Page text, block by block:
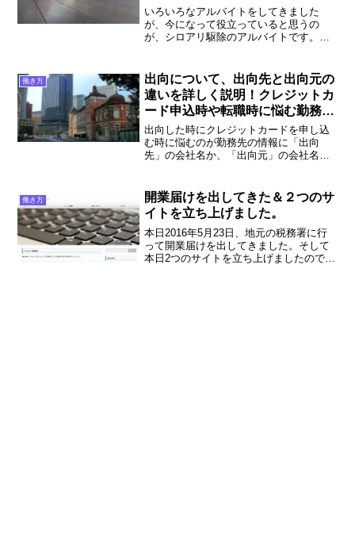
こと
いろいろなアルバイトをしてきました
が、今になって役立っていると思うの
が、シロアリ駆除のアルバイトです。実
うところに依頼をすれば良いのか、業者
選定について、また自分でシロアリ駆除
が出来るのか、詳しく説明していきま
す。
働き方
出向について、出向先と出向元の
違いを詳しく説明！クレジットカ
ード申込時や転職時に悩む勤務先
情報について
出向した時にクレジットカードを申し込
む時に悩むのが勤務先の情報に「出向
先」の会社名か、「出向元」の会社名
の違いを詳しく説明した上で、クレジッ
トカードの申込書等にどう書けば良いの
か、出向のメリット・デメリットを説明
します。
働き方
開業届けを出してきた＆２つのサ
イトを立ち上げました。
本日2016年5月23日、地元の税務署に行
って開業届けを出してきました。そして
本日2つのサイトを立ち上げましたので是